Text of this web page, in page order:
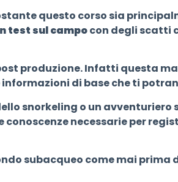
questo corso sia
test sul campocon degli scatti
produzione. Infatti questa
di base che ti
snorkeling o un avventuriero
conoscenze necessarie per
subacqueo come mai prima